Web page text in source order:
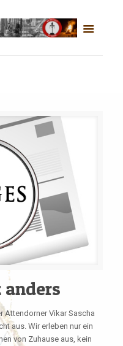
anders
Attendorner Vikar Sascha
aus. Wir erleben nur ein
von Zuhause aus, kein